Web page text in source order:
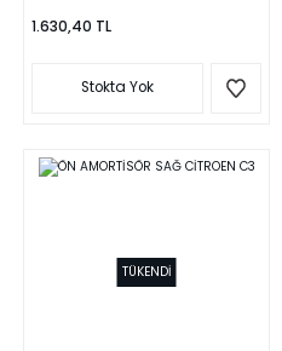
1.630,40 TL
Stokta Yok
TÜKENDİ